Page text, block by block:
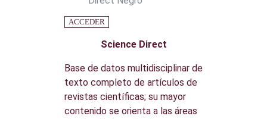
ACCEDER
Science Direct
Base de datos multidisciplinar de
texto completo de artículos de
revistas científicas; su mayor
contenido se orienta a las áreas